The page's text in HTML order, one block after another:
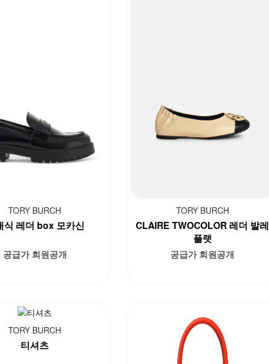
TORY BURCH
식 레더 box 모카신
공급가 회원공개
TORY BURCH
CLAIRE TWOCOLOR 레더 발레
플랫
공급가 회원공개
TORY BURCH
티셔츠